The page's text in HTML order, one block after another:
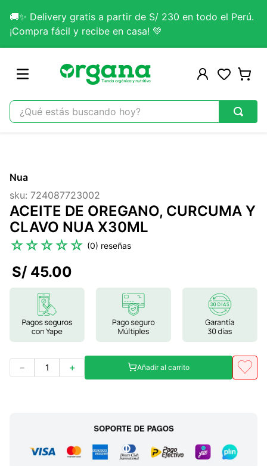
🚚✨ Delivery gratis a partir de S/ 230 en todo el Perú.
¡Compra fácil y recibe en casa! 💚
¿Qué estás buscando hoy?
2.
3.
colageno
4
lab nutrition
5 .
kefir
melena leon
9.
stevia
Nua
sku: 724087723002
ACEITE DE OREGANO, CURCUMA Y
CLAVO NUA X30ML
☆☆☆☆☆ (0)
S/ 45.00
＋
－ Añadir al carrito